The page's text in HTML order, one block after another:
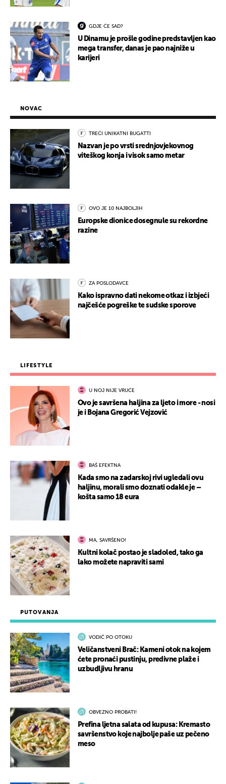
GDJE ĆE SAD?
U Dinamu je prošle godine predstavljen kao
mega transfer, danas je pao najniže u
karijeri
PUTOVANJA
VODIČ PO OTOKU
Veličanstveni Brač: Kameni otok na kojem
ćete pronaći pustinju, predivne plaže i
uzbudljivu hranu
OBVEZNO PROBATI!
Prefina ljetna salata od kupusa: Kremasto
savršenstvo koje najbolje paše uz pečeno
meso
NOVAC
TREĆI UNIKATNI BUGATTI
Nazvan je po vrsti srednjovjekovnog
viteškog konja i visok samo metar
OVO JE 10 NAJBOLJIH
Europske dionice dosegnule su rekordne
razine
ZA POSLODAVCE
Kako ispravno dati nekome otkaz i izbjeći
najčešće pogreške te sudske sporove
LIFESTYLE
U NOJ NIJE VRUĆE
Ovo je savršena haljina za ljeto i more - nosi
je i Bojana Gregorić Vejzović
BAŠ EFEKTNA
Kada smo na zadarskoj rivi ugledali ovu
haljinu, morali smo doznati odakle je –
košta samo 18 eura
MA, SAVRŠENO!
Kultni kolač postao je sladoled, tako ga
lako možete napraviti sami